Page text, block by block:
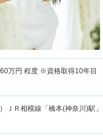
万円 程度 ※資格取得10年目
ＪＲ相模線「橋本(神奈川)駅」